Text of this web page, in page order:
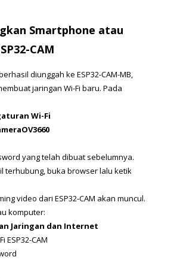
Smartphone atau
CAM
diunggah ke ESP32-CAM-MB,
jaringan Wi-Fi baru. Pada
Wi-Fi
yang telah dibuat sebelumnya.
terhubung, buka browser lalu ketik
video dari ESP32-CAM akan muncul.
komputer:
Jaringan dan Internet
ESP32-CAM